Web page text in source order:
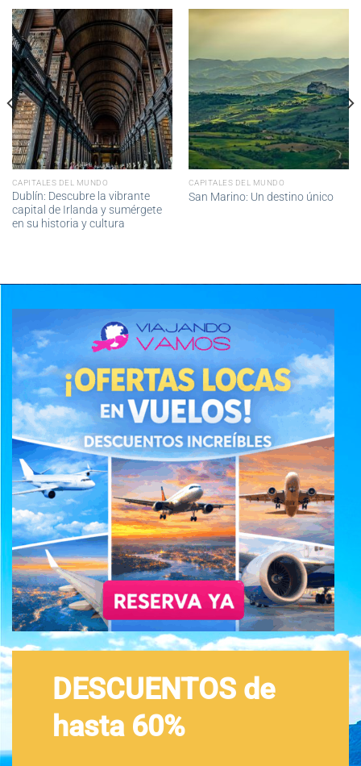
CAPITALES DEL MUNDO
Dublín: Descubre la vibrante
capital de Irlanda y sumérgete
en su historia y cultura
CAPITALES DEL MUNDO
San Marino: Un destino único
DESCUENTOS de
hasta 60%